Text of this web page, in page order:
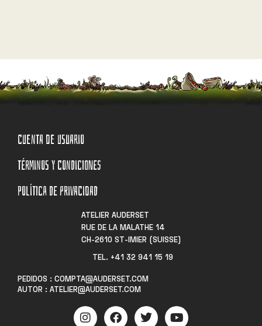
CUENTA DE USUARIO
TÉRMINOS Y CONDICIONES
POLÍTICA DE PRIVACIDAD
ATELIER AUDERSET
RUE DE LA MALATHE 14
CH-2610 ST-IMIER (SUISSE)
TEL. +41 32 941 15 19​
PEDIDOS : COMPTA@AUDERSET.COM
AUTOR : ATELIER@AUDERSET.COM